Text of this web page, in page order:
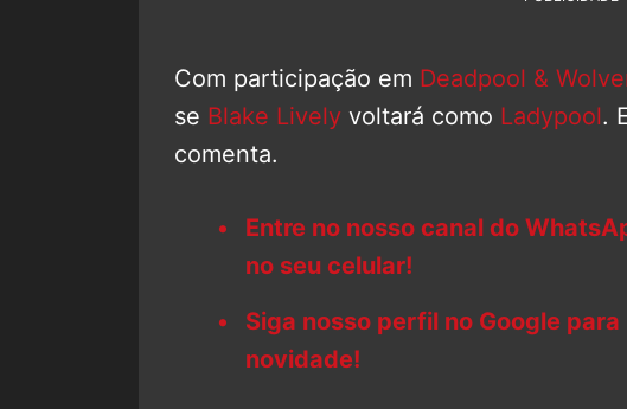
Com participação em Deadpool &
se Blake Lively voltará como Ladypool.
comenta.
Entre no nosso canal do
no seu celular!
Siga nosso perfil no Google
novidade!